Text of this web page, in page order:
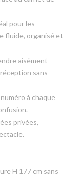
pour les
fluide, organisé et
aisément
sans
à chaque
privées,
H 177 cm sans